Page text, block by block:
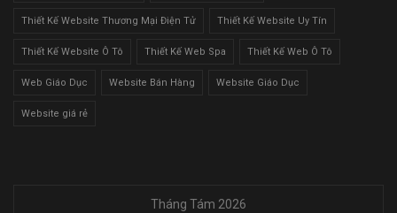
Thiết Kế Website Thương Mại Điện Tử Thiết Kế Website Uy Tín
Thiết Kế Website Ô Tô Thiết Kế Web Spa Thiết Kế Web Ô Tô
Web Giáo Dục Website Bán Hàng Website Giáo Dục
Website giá rẻ
Tháng Tám 2026